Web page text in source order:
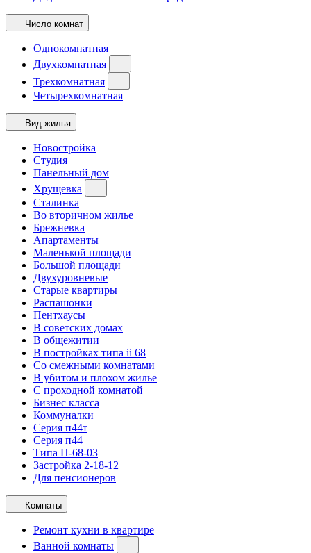
Число комнат
Однокомнатная
Двухкомнатная
Трехкомнатная
Четырехкомнатная
Вид жилья
Новостройка
Студия
Панельный дом
Хрущевка
Сталинка
Во вторичном жилье
Брежневка
Апартаменты
Маленькой площади
Большой площади
Двухуровневые
Старые квартиры
Распашонки
Пентхаусы
В советских домах
В общежитии
В постройках типа ii 68
Со смежными комнатами
В убитом и плохом жилье
С проходной комнатой
Бизнес класса
Коммуналки
Серия п44т
Серия п44
Типа П-68-03
Застройка 2-18-12
Для пенсионеров
Комнаты
Ремонт кухни в квартире
Ванной комнаты